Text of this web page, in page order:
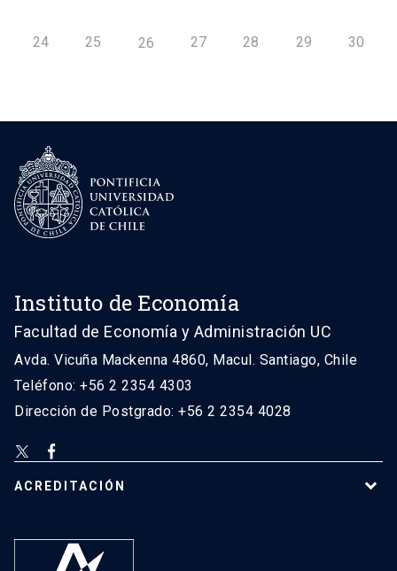
24 25 26 27 28 29 30
Instituto de Economía
Facultad de Economía y Administración UC
Avda. Vicuña Mackenna 4860, Macul. Santiago, Chile
Teléfono: +56 2 2354 4303
Dirección de Postgrado: +56 2 2354 4028
ACREDITACIÓN